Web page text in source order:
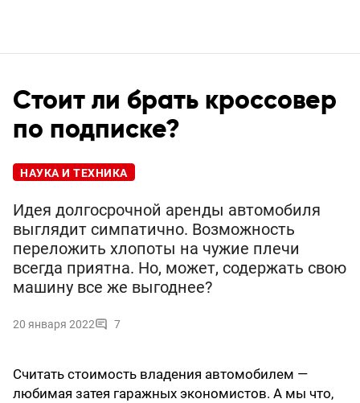
Стоит ли брать кроссовер
по подписке?
НАУКА И ТЕХНИКА
Идея долгосрочной аренды автомобиля
выглядит симпатично. Возможность
переложить хлопоты на чужие плечи
всегда приятна. Но, может, содержать свою
машину все же выгоднее?
20 января 2022 7
Считать стоимость владения автомобилем —
любимая затея гаражных экономистов. А мы что,